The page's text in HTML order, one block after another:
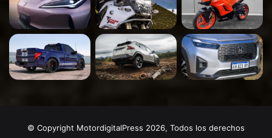
© Copyright MotordigitalPress 2026, Todos los derechos